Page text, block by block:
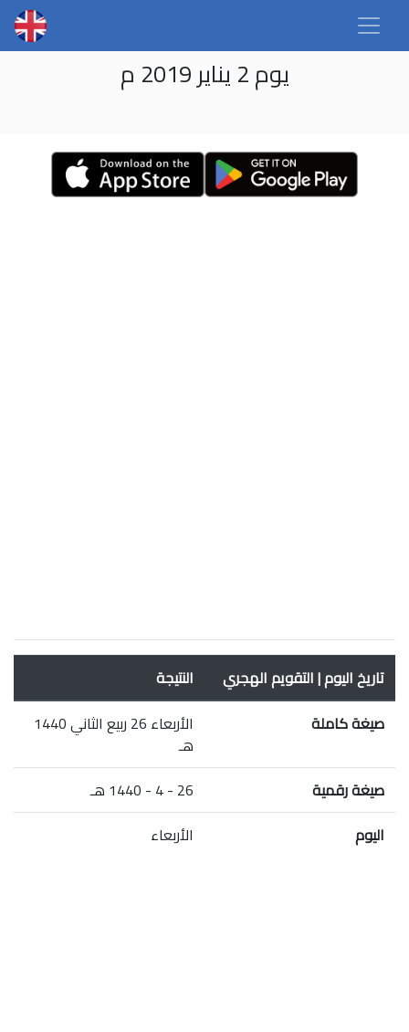
يوم 2 يناير 2019 م
تاريخ اليوم | التقويم الهجري
النتيجة
صيغة كاملة
الأربعاء 26 ربيع الثاني 1440
هـ
صيغة رقمية
26 - 4 - 1440 هـ
اليوم
الأربعاء